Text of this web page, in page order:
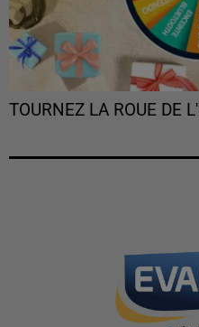
TOURNEZ LA ROUE DE